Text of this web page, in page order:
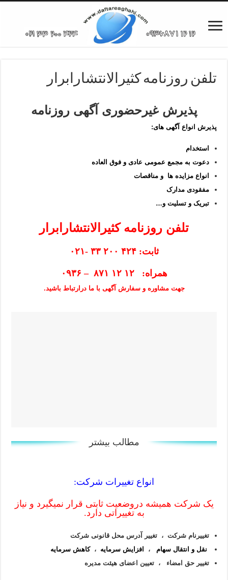
تلفن روزنامه کثیرالانتشارابرار
پذیرش غیرحضوری آگهی روزنامه
پذیرش انواع آگهی های:
استخدام
دعوت به مجمع عمومی عادی و فوق العاده
انواع مزایده ها و مناقصات
مفقودی مدارک
تبریک و تسلیت و…
تلفن روزنامه کثیرالانتشارابرار
ثابت: ۴۲۴ ۲۰۰ ۳۳ -۰۲۱
همراه: ۱۲ ۱۲ ۸۷۱ – ۰۹۳۶
جهت مشاوره و سفارش آگهی با ما درارتباط باشید.
مطالب بیشتر
انواع تغییرات شرکت:
یک شرکت همیشه دروضعیت ثابتی قرار نمیگیرد و نیاز
به تغییراتی دارد.
تغییرنام شرکت ،تغییر آدرس محل قانونی شرکت
نقل و انتقال سهام ، افزایش سرمایه ،کاهش سرمایه
تغییر حق امضاء ، تعیین اعضای هیئت مدیره